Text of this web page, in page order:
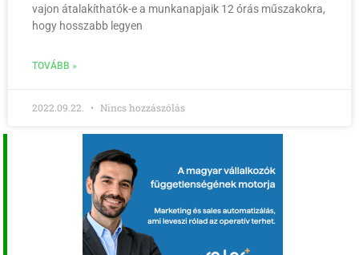
vajon átalakíthatók-e a munkanapjaik 12 órás műszakokra,
hogy hosszabb legyen
TOVÁBB »
2022.09.22. Nincs hozzászólás